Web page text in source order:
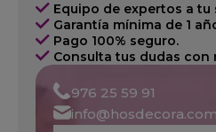
Equipo de expertos a tu
Garantía mínima de 1
Pago 100% seguro.
Consulta tus dudas con
976 25 59 91
info@hosdecora.com